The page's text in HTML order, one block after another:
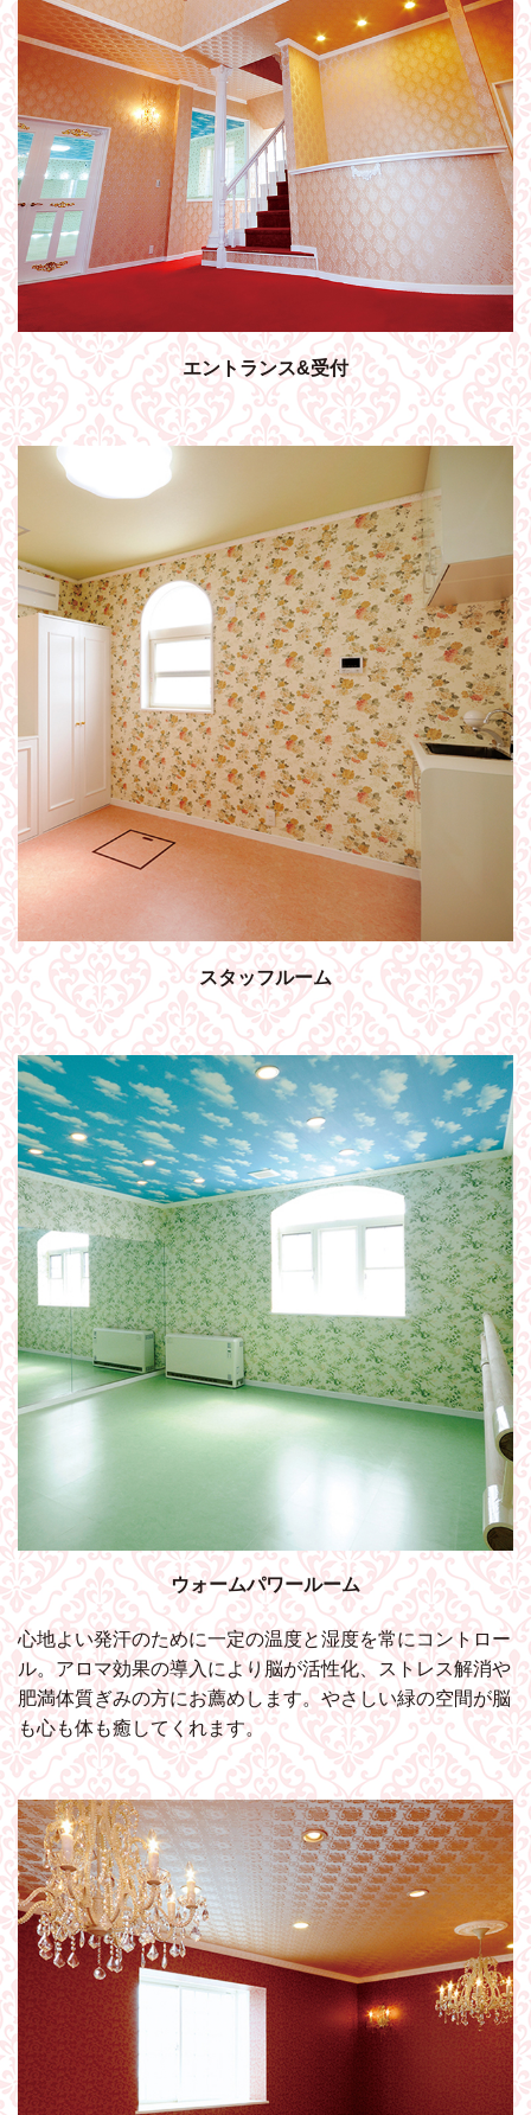
エントランス&受付
スタッフルーム
ウォームパワールーム
心地よい発汗のために一定の温度と湿度を常にコントロー
ル。アロマ効果の導入により脳が活性化、ストレス解消や
肥満体質ぎみの方にお薦めします。やさしい緑の空間が脳
も心も体も癒してくれます。